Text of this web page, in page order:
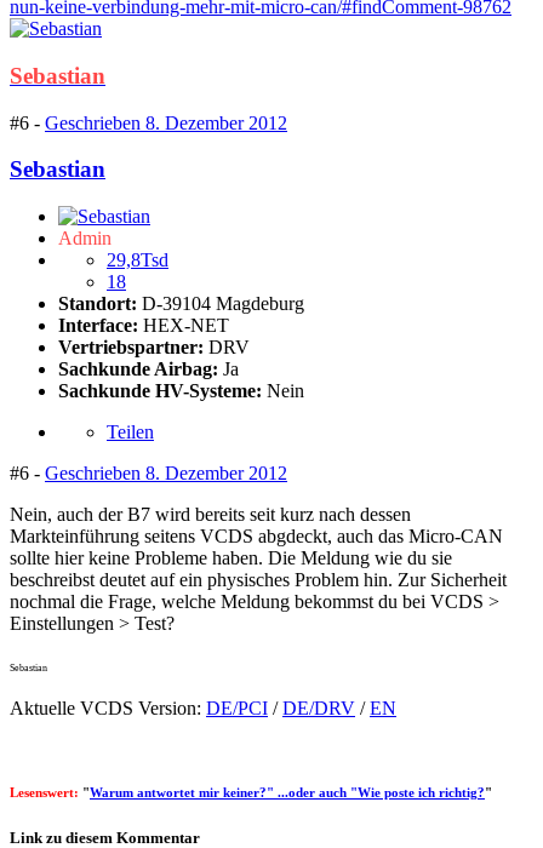
nun-keine-verbindung-mehr-mit-micro-can/#findComment-98762
Sebastian
#6 - Geschrieben 8. Dezember 2012
Sebastian
Admin
29,8Tsd
18
Standort: D-39104 Magdeburg
Interface: HEX-NET
Vertriebspartner: DRV
Sachkunde Airbag: Ja
Sachkunde HV-Systeme: Nein
Teilen
#6 - Geschrieben 8. Dezember 2012
Nein, auch der B7 wird bereits seit kurz nach dessen
Markteinführung seitens VCDS abgdeckt, auch das Micro-CAN
sollte hier keine Probleme haben. Die Meldung wie du sie
beschreibst deutet auf ein physisches Problem hin. Zur Sicherheit
nochmal die Frage, welche Meldung bekommst du bei VCDS >
Einstellungen > Test?
Sebastian
Aktuelle VCDS Version: DE/PCI /DE/DRV /EN
Lesenswert: "Warum antwortet mir keiner?" ...oder auch "Wie poste ich richtig?"
Link zu diesem Kommentar